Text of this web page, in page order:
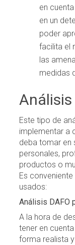
en
en un
poder
facilita el
las
medidas
Análisis
Este tipo de
implementar a
deba tomar en
personales,
productos o
Es
usados:
Análisis DAFO
A la hora de
tener en
forma realista